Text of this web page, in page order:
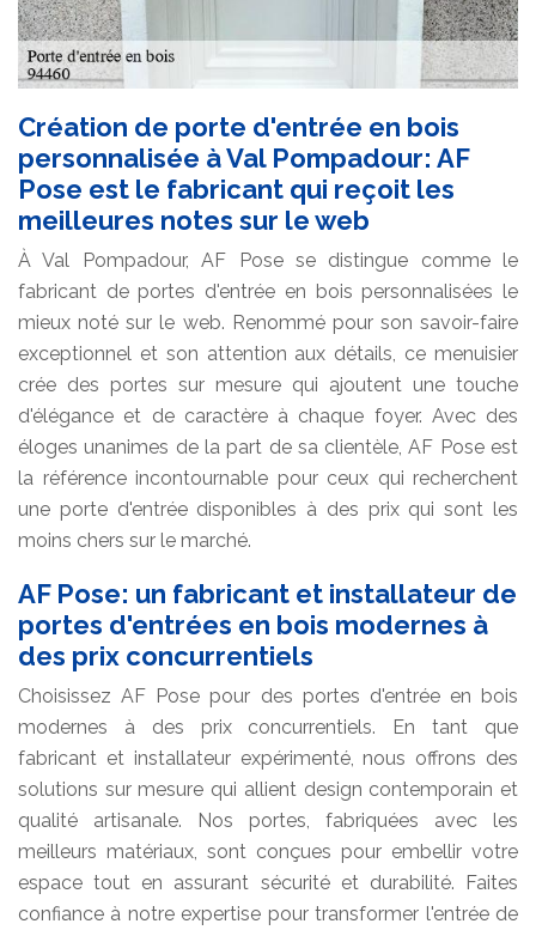
Création de porte d'entrée en bois
personnalisée à Val Pompadour: AF
Pose est le fabricant qui reçoit les
meilleures notes sur le web
À Val Pompadour, AF Pose se distingue comme le
fabricant de portes d'entrée en bois personnalisées le
mieux noté sur le web. Renommé pour son savoir-faire
exceptionnel et son attention aux détails, ce menuisier
crée des portes sur mesure qui ajoutent une touche
d'élégance et de caractère à chaque foyer. Avec des
éloges unanimes de la part de sa clientèle, AF Pose est
la référence incontournable pour ceux qui recherchent
une porte d'entrée disponibles à des prix qui sont les
moins chers sur le marché.
AF Pose: un fabricant et installateur de
portes d'entrées en bois modernes à
des prix concurrentiels
Choisissez AF Pose pour des portes d'entrée en bois
modernes à des prix concurrentiels. En tant que
fabricant et installateur expérimenté, nous offrons des
solutions sur mesure qui allient design contemporain et
qualité artisanale. Nos portes, fabriquées avec les
meilleurs matériaux, sont conçues pour embellir votre
espace tout en assurant sécurité et durabilité. Faites
confiance à notre expertise pour transformer l'entrée de